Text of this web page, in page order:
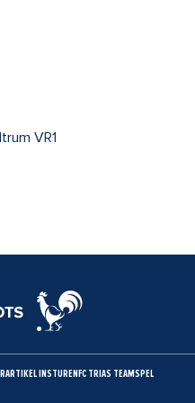
VR1
ARTIKEL INSTURENFC TRIAS TEAMSPEL